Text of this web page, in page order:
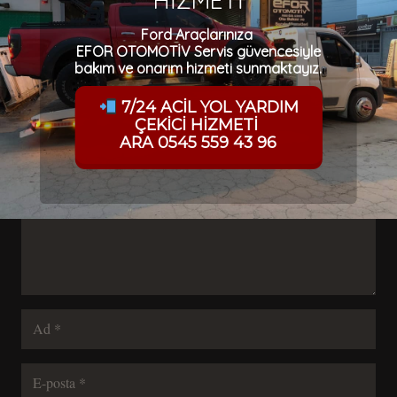
Bir yanıt yazın
E-posta adresiniz yayınlanmayacak.Gerekli alanlar
ile
işaretlenmişlerdir
Ford Araçlarınıza
EFOR OTOMOTİV Servis güvencesiyle
bakım ve onarım hizmeti sunmaktayız.
7/24 ACİL YOL YARDIM
ÇEKİCİ HİZMETİ
ARA 0545 559 43 96